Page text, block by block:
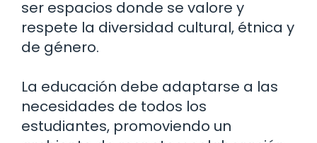
ser espacios donde se valore y
respete la diversidad cultural, étnica y
de género.
La educación debe adaptarse a las
necesidades de todos los
estudiantes, promoviendo un